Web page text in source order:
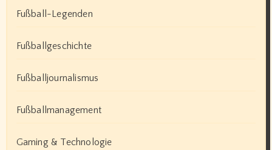
Fußball-Legenden
Fußballgeschichte
Fußballjournalismus
Fußballmanagement
Gaming & Technologie